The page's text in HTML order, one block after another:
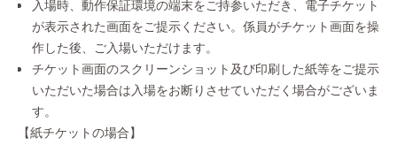
入場時、動作保証環境の端末をご持参いただき、電子チケット
が表示された画面をご提示ください。係員がチケット画面を操
作した後、ご入場いただけます。
チケット画面のスクリーンショット及び印刷した紙等をご提示
いただいた場合は入場をお断りさせていただく場合がございま
す。
【紙チケットの場合】